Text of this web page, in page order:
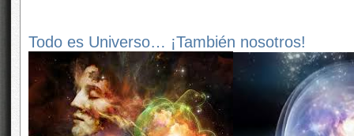
Todo es Universo… ¡También nosotros!